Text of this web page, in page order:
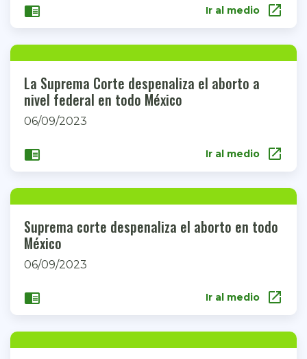
chrome_reader_mode Ir al medio open_in_new
La Suprema Corte despenaliza el aborto a
nivel federal en todo México
06/09/2023
chrome_reader_mode Ir al medio open_in_new
Suprema corte despenaliza el aborto en todo
México
06/09/2023
chrome_reader_mode Ir al medio open_in_new